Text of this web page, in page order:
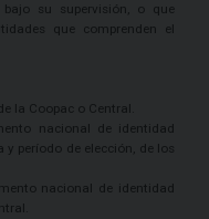
su supervisión, o que
que comprenden el
la Coopac o Central.
nacional de identidad
período de elección, de los
nacional de identidad